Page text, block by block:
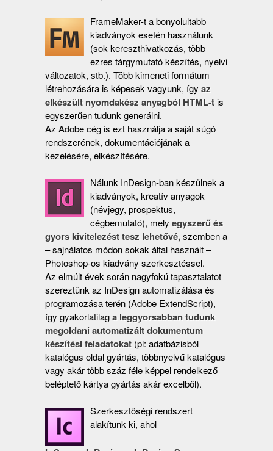
FrameMaker-t a bonyolultabb
kiadványok esetén használunk
(sok kereszthivatkozás, több
ezres tárgymutató készítés, nyelvi
változatok, stb.). Több kimeneti formátum
létrehozására is képesek vagyunk, így az
elkészült nyomdakész anyagból HTML-tis
egyszerűen tudunk generálni.
Az Adobe cég is ezt használja a saját súgó
rendszerének, dokumentációjának a
kezelésére, elkészítésére.
Nálunk InDesign-ban készülnek a
kiadványok, kreatív anyagok
(névjegy, prospektus,
cégbemutató), mely egyszerű és
gyors kivitelezést tesz lehetővé,szemben a
– sajnálatos módon sokak által használt –
Photoshop-os kiadvány szerkesztéssel.
Az elmúlt évek során nagyfokú tapasztalatot
szereztünk az InDesign automatizálása és
programozása terén (Adobe ExtendScript),
így gyakorlatilaga leggyorsabban tudunk
megoldani automatizált dokumentum
készítési feladatokat (pl: adatbázisból
katalógus oldal gyártás, többnyelvű katalógus
vagy akár több száz féle képpel rendelkező
beléptető kártya gyártás akár excelből).
Szerkesztőségi rendszert
alakítunk ki, ahol